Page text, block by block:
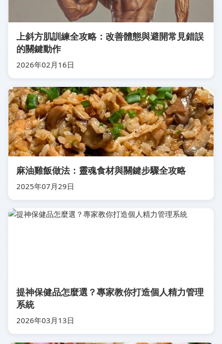
上斜方肌訓練全攻略：改善體態與避開常見錯誤
的關鍵動作
2026年02月16日
麻油雞飯做法：靈魂食材與關鍵步驟全攻略
2025年07月29日
提神保健品怎麼選？專家教你打造個人精力管理
系統
2026年03月13日